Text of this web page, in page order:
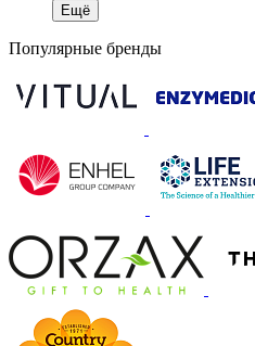
Ещё
Популярные бренды